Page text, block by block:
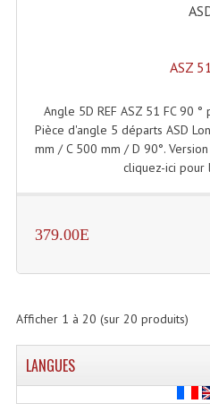
ASZ
Angle 5D REF ASZ 51 FC 90
Pièce d'angle 5 départs ASD
mm / C 500 mm / D 90°.
cliquez-ici pour
379.00E
Afficher 1 à 20 (sur 20 produits)
LANGUES